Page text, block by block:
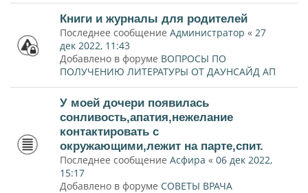
Книги и журналы для родителей
Последнее сообщение Администратор « 27
дек 2022, 11:43
Добавлено в форуме ВОПРОСЫ ПО
ПОЛУЧЕНИЮ ЛИТЕРАТУРЫ ОТ ДАУНСАЙД АП
У моей дочери появилась
сонливость,апатия,нежелание
контактировать с
окружающими,лежит на парте,спит.
Последнее сообщение Асфира « 06 дек 2022,
15:17
Добавлено в форуме СОВЕТЫ ВРАЧА